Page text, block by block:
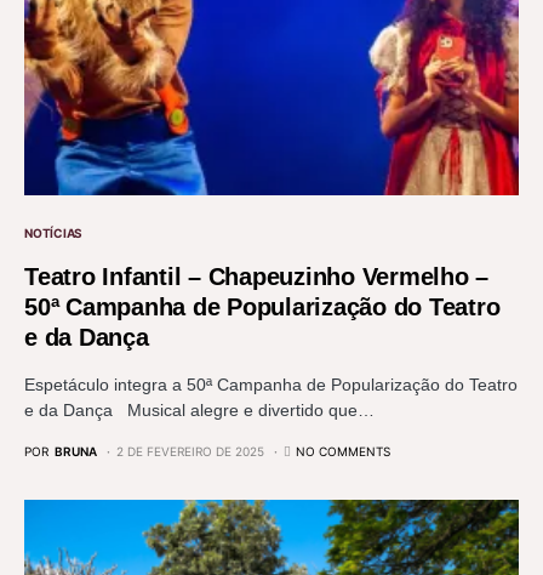
NOTÍCIAS
Teatro Infantil – Chapeuzinho Vermelho –
50ª Campanha de Popularização do Teatro
e da Dança
Espetáculo integra a 50ª Campanha de Popularização do Teatro
e da Dança Musical alegre e divertido que…
POR BRUNA 2 DE FEVEREIRO DE 2025 NO COMMENTS